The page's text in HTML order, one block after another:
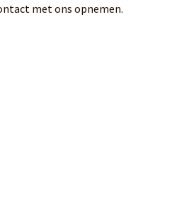
met ons opnemen.